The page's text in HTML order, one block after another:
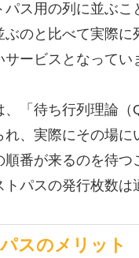
パス用の列に並ぶ
ぶのと比べて実際に
ービスとなってい
、「待ち行列理論
れ、実際にその場
順番が来るのを待
トパスの発行枚数は
スのメリット